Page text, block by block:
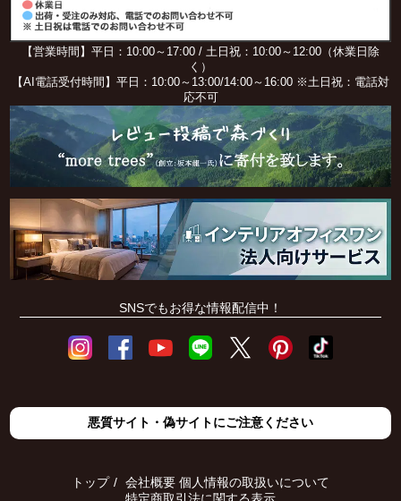
【営業時間】平日：10:00～17:00 / 土日祝：10:00～12:00（休業日除
く）
【AI電話受付時間】平日：10:00～13:00/14:00～16:00 ※土日祝：電話対
応不可
SNSでもお得な情報配信中！
悪質サイト・偽サイトにご注意ください
トップ 会社概要 個人情報の取扱いについて
特定商取引法に関する表示